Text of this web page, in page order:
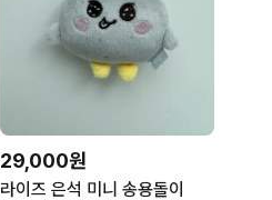
29,000원
라이즈 은석 미니 송용돌이